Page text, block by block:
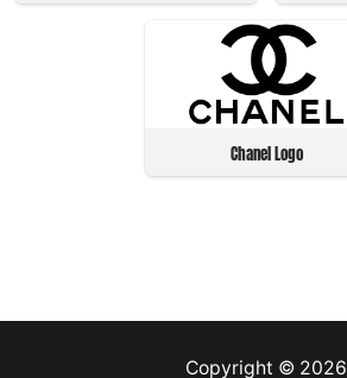
Chanel Logo
Copyright © 2026